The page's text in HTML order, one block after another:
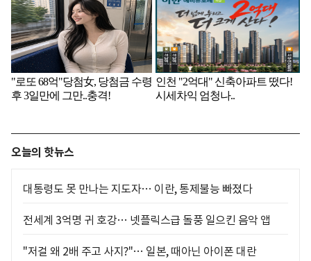
오늘의 핫뉴스
대통령도 못 만나는 지도자… 이란, 통제불능 빠졌다
전세계 3억명 귀 호강… 넷플릭스급 돌풍 일으킨 음악 앱
"저걸 왜 2배 주고 사지?"… 일본, 때아닌 아이폰 대란